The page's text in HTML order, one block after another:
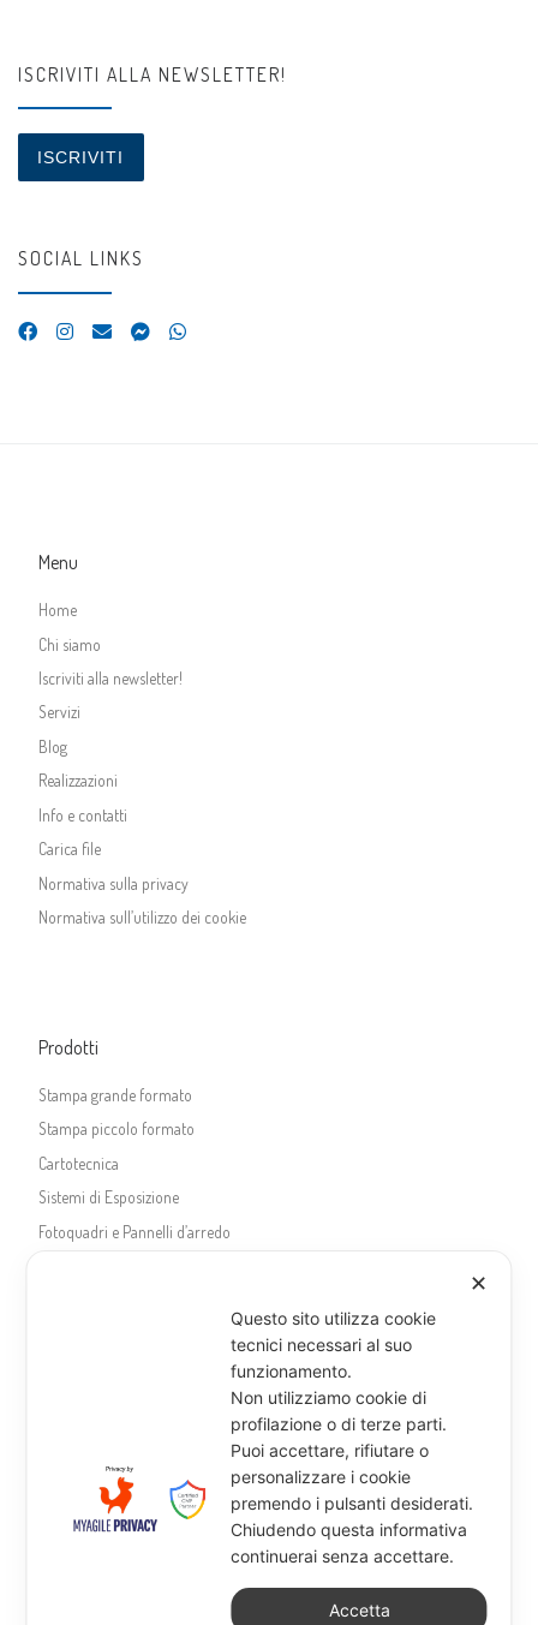
ISCRIVITI ALLA NEWSLETTER!
ISCRIVITI
SOCIAL LINKS
Menu
Home
Chi siamo
Iscriviti alla newsletter!
Servizi
Blog
Realizzazioni
Info e contatti
Carica file
Normativa sulla privacy
Normativa sull’utilizzo dei cookie
Prodotti
Stampa grande formato
Stampa piccolo formato
Cartotecnica
Sistemi di Esposizione
Fotoquadri e Pannelli d’arredo
✕
Questo sito utilizza cookie
tecnici necessari al suo
funzionamento.
Non utilizziamo cookie di
profilazione o di terze parti.
Puoi accettare, rifiutare o
personalizzare i cookie
premendo i pulsanti desiderati.
Chiudendo questa informativa
continuerai senza accettare.
Accetta